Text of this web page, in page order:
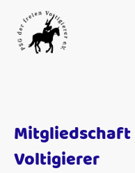
Mitgliedschaft
Voltigierer